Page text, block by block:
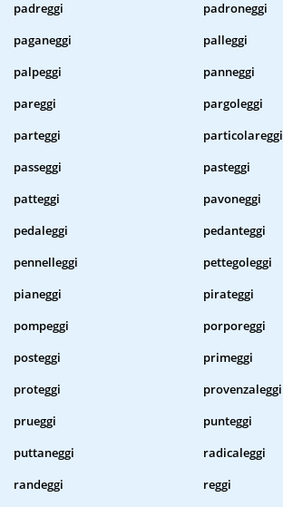
padreggi
padroneggi
paganeggi
palleggi
palpeggi
panneggi
pareggi
pargoleggi
parteggi
particolareggi
passeggi
pasteggi
patteggi
pavoneggi
pedaleggi
pedanteggi
pennelleggi
pettegoleggi
pianeggi
pirateggi
pompeggi
porporeggi
posteggi
primeggi
proteggi
provenzaleggi
prueggi
punteggi
puttaneggi
radicaleggi
randeggi
reggi